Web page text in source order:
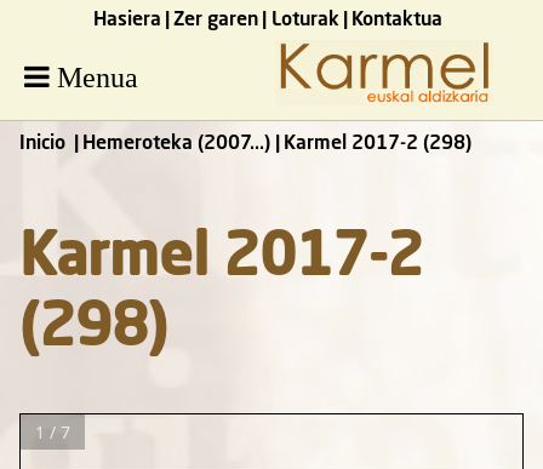
Hasiera Zer garen Loturak Kontaktua
Menua
Inicio Hemeroteka (2007...) Karmel 2017-2 (298)
Karmel 2017-2
(298)
1 / 7